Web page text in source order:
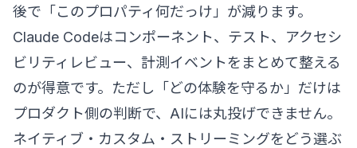
後で「このプロパティ何だっけ」が減ります。
Claude Codeはコンポーネント、テスト、アクセシ
ビリティレビュー、計測イベントをまとめて整える
のが得意です。ただし「どの体験を守るか」だけは
プロダクト側の判断で、AIには丸投げできません。
ネイティブ・カスタム・ストリーミングをどう選ぶ